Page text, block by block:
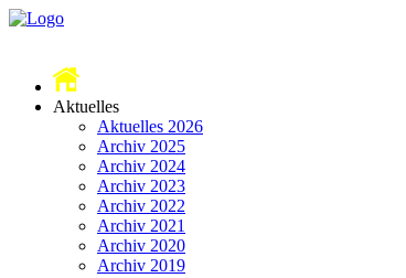
Aktuelles
Aktuelles 2026
Archiv 2025
Archiv 2024
Archiv 2023
Archiv 2022
Archiv 2021
Archiv 2020
Archiv 2019